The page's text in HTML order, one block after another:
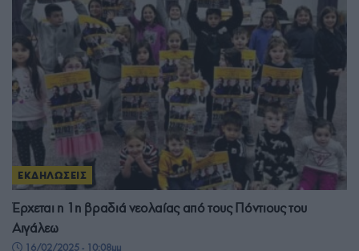
ΕΚΔΗΛΩΣΕΙΣ
Έρχεται η 1η βραδιά νεολαίας από τους Πόντιους του
Αιγάλεω
16/02/2025 - 10:08μμ